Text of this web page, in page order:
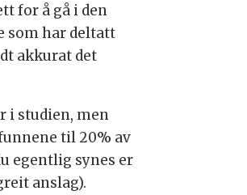
for å gå i den
som har deltatt
akkurat det
i studien, men
til 20% av
egentlig synes er
anslag).